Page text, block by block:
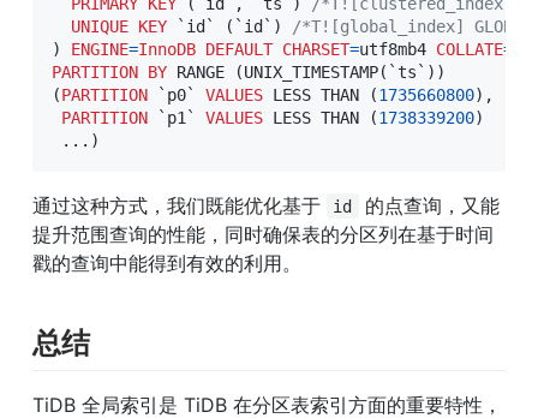
UNIQUE KEY ` id ` ( ` id ` )
/*T![global_index]
)
ENGINE=InnoDB DEFAULT CHARSET=utf8mb4 COLLATE=
PARTITION BY RANGE (UNIX_TIMESTAMP( `ts ` ) )
(PARTITION ` p0` VALUES LESS THAN (1735660800) ,
PARTITION
` p1 ` VALUES LESS THAN (1738339200)
. . . )
通过这种方式，我们既能优化基于 id
的点查询，又能
提升范围查询的性能，同时确保表的分区列在基于时间
戳的查询中能得到有效的利用。
总结
TiDB 全局索引是 TiDB 在分区表索引方面的重要特性，